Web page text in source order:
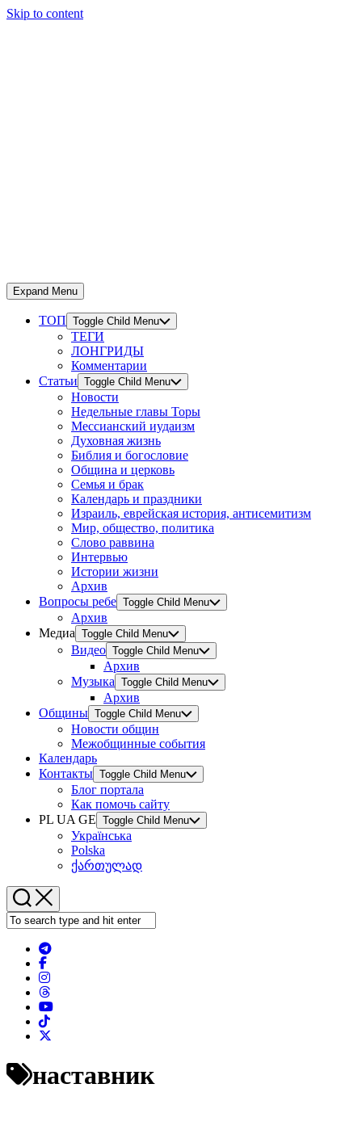
Skip to content
Expand Menu
ТОП Toggle Child Menu
ТЕГИ
ЛОНГРИДЫ
Комментарии
Статьи Toggle Child Menu
Новости
Недельные главы Торы
Мессианский иудаизм
Духовная жизнь
Библия и богословие
Община и церковь
Семья и брак
Календарь и праздники
Израиль, еврейская история, антисемитизм
Мир, общество, политика
Слово раввина
Интервью
Истории жизни
Архив
Вопросы ребе Toggle Child Menu
Архив
Медиа Toggle Child Menu
Видео Toggle Child Menu
Архив
Музыка Toggle Child Menu
Архив
Общины Toggle Child Menu
Новости общин
Межобщинные события
Календарь
Контакты Toggle Child Menu
Блог портала
Как помочь сайту
PL UA GE Toggle Child Menu
Українська
Polska
ქართულად
наставник